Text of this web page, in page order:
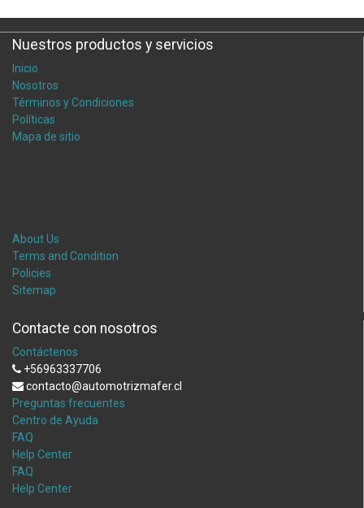
Nuestros productos y servicios
Inicio
Nosotros
Términos y Condiciones
Políticas
Mapa de sitio
About Us
Terms and Condition
Policies
Sitemap
Contacte con nosotros
Contáctenos
+56963337706
contacto@automotrizmafer.cl
Preguntas frecuentes
Centro de Ayuda
FAQ
Help Center
FAQ
Help Center